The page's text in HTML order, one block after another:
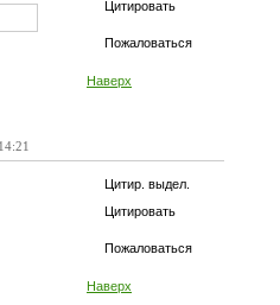
Цитировать
Пожаловаться
Наверх
Цитир. выдел.
Цитировать
Пожаловаться
Наверх